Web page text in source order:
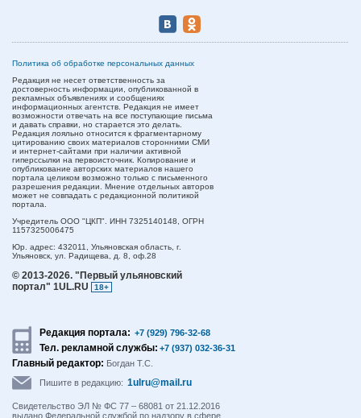
Политика об обработке персональных данных
Редакция не несет ответственность за
достоверность информации, опубликованной в
рекламных объявлениях и сообщениях
информационных агентств. Редакция не имеет
возможности отвечать на все поступающие письма
и давать справки, но старается это делать.
Редакция лояльно относится к фрагментарному
цитированию своих материалов сторонними СМИ
и интернет-сайтами при наличии активной
гиперссылки на первоисточник. Копирование и
опубликование авторских материалов нашего
портала целиком возможно только с письменного
разрешения редакции. Мнение отдельных авторов
может не совпадать с редакционной политикой
портала.
Учредитель ООО "ЦКП". ИНН 7325140148, ОГРН
1157325006475
Юр. адрес: 432011, Ульяновская область, г.
Ульяновск, ул. Радищева, д. 8, оф.28
© 2013-2026. "Первый ульяновский
портал" 1UL.RU
18+
Редакция портала: +7 (929) 796-32-68
Тел. рекламной службы: +7 (937) 032-36-31
Главный редактор: Богдан Т.С.
Пишите в редакцию: 1ulru@mail.ru
Свидетельство ЭЛ № ФС 77 – 68081 от 21.12.2016
выдано Федеральной службой по надзору в сфере